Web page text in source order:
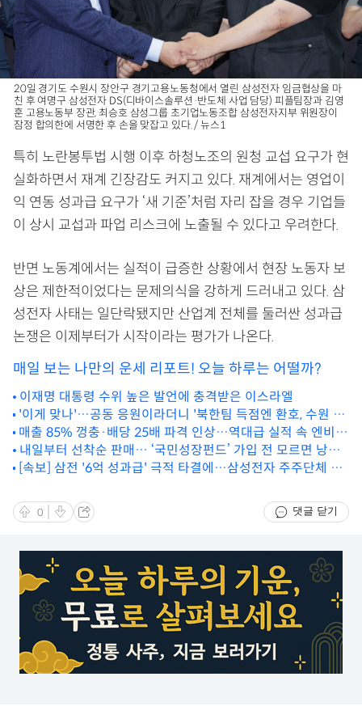
20일 경기도 수원시 장안구 경기고용노동청에서 열린 삼성전자 임금협상을 마
친 후 여명구 삼성전자 DS(디바이스솔루션·반도체 사업 담당) 피플팀장과 김영
훈 고용노동부 장관, 최승호 삼성그룹 초기업노동조합 삼성전자지부 위원장이
잠정 합의한에 서명한 후 손을 맞잡고 있다. / 뉴스1
특히 노란봉투법 시행 이후 하청노조의 원청 교섭 요구가 현
실화하면서 재계 긴장감도 커지고 있다. 재계에서는 영업이
익 연동 성과급 요구가 ‘새 기준’처럼 자리 잡을 경우 기업들
이 상시 교섭과 파업 리스크에 노출될 수 있다고 우려한다.
반면 노동계에서는 실적이 급증한 상황에서 현장 노동자 보
상은 제한적이었다는 문제의식을 강하게 드러내고 있다. 삼
성전자 사태는 일단락됐지만 산업계 전체를 둘러싼 성과급
논쟁은 이제부터가 시작이라는 평가가 나온다.
매일 보는 나만의 운세 리포트! 오늘 하루는 어떨까?
이재명 대통령 수위 높은 발언에 충격받은 이스라엘
'이게 맞나'…공동 응원이라더니 '북한팀 득점엔 환호, 수원 실
축엔 박수' 친 응원단
매출 85% 껑충·배당 25배 파격 인상…역대급 실적 속 엔비디
아의 '변수'
내일부터 선착순 판매… ‘국민성장펀드’ 가입 전 모르면 낭패
보는 것
[속보] 삼전 '6억 성과급' 극적 타결에…삼성전자 주주단체 뿔
0 댓글 닫기